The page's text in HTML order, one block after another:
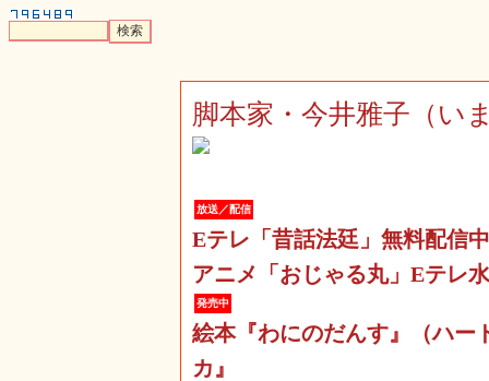
脚本家・今井雅子（い
放送／配信
Eテレ「昔話法廷」無料配信中
アニメ「おじゃる丸」Eテレ
発売中
絵本『わにのだんす』（ハー
カ』